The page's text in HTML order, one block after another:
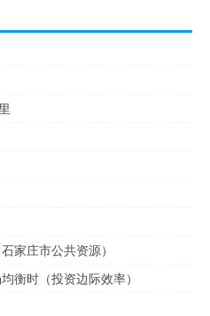
家庄市公共资源）
衡时（投资边际效率）